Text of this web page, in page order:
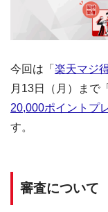
今回は「 楽天マジ
月13日（月）まで「
20,000ポイントプ
す。
審査について